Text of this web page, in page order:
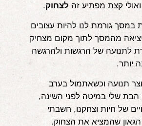
קצת מפתיע זה לצחוק.
במסך גורמת לנו להיות עצובים
יציאה מהמסך לתוך מקום מצחיק
לתנועה של הרגשות ולהרגשה
יותר.
תנועה וכשאתמול בערב
הבת שלי במיטה לפני השינה,
של חיות וצחקנו, חשבתי
שהמציא את הצחוק.